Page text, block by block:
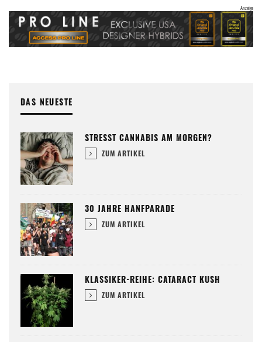
DAS NEUESTE
STRESST CANNABIS AM MORGEN?
ZUM ARTIKEL
30 JAHRE HANFPARADE
ZUM ARTIKEL
KLASSIKER-REIHE: CATARACT KUSH
ZUM ARTIKEL